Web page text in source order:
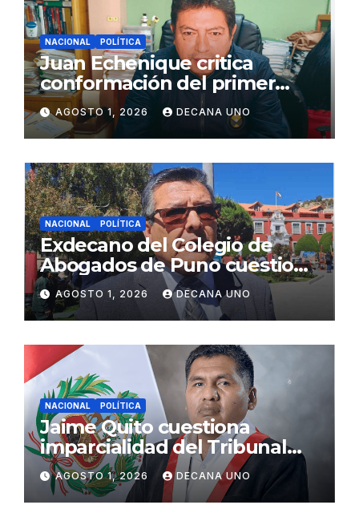
NACIONAL POLÍTICA
Juan Echenique critica
conformación del primer
gabinete ministerial de Keiko
Fujimori
AGOSTO 1, 2026 DECANA UNO
NACIONAL POLÍTICA
Exdecano del Colegio de
Abogados de Puno cuestiona
propuestas sobre seguridad
ciudadana
AGOSTO 1, 2026 DECANA UNO
NACIONAL POLÍTICA
Jaime Quito cuestiona
imparcialidad del Tribunal
Constitucional tras liberación
de Ollanta Humala
AGOSTO 1, 2026 DECANA UNO